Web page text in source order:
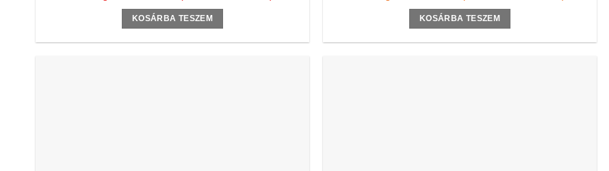
KOSÁRBA TESZEM KOSÁRBA TESZEM